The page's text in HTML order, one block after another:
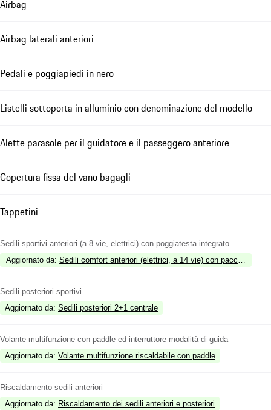
Airbag
Airbag laterali anteriori
Pedali e poggiapiedi in nero
Listelli sottoporta in alluminio con denominazione del modello
Alette parasole per il guidatore e il passeggero anteriore
Copertura fissa del vano bagagli
Tappetini
Sedili sportivi anteriori (a 8 vie, elettrici) con poggiatesta integrato
Aggiornato da: Sedili comfort anteriori (elettrici, a 14 vie) con pacchetto
Sedili posteriori sportivi
Aggiornato da: Sedili posteriori 2+1 centrale
Volante multifunzione con paddle ed interruttore modalità di guida
Aggiornato da: Volante multifunzione riscaldabile con paddle
Riscaldamento sedili anteriori
Aggiornato da: Riscaldamento dei sedili anteriori e posteriori